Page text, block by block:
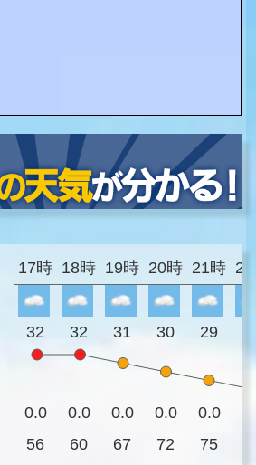
17時 18時 19時 20時 21時
32 32 31 30 29
0.0 0.0 0.0 0.0 0.0
56
60 67 72 75